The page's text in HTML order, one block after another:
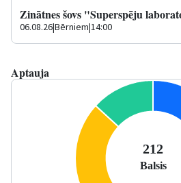
Zinātnes šovs "Superspēju
06.08.26|Bērniem|14:00
Aptauja